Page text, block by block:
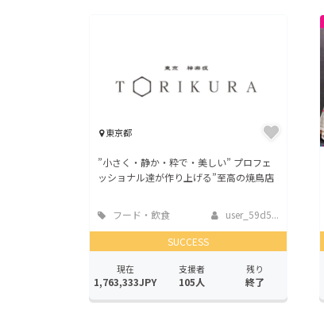
東京都
”小さく・静か・粋で・美しい” プロフェ
ッショナル達が作り上げる”至高の焼鳥店
フード・飲食
店
user_59d5...
SUCCESS
現在
1,763,333JPY
支援者
105人
残り
終了